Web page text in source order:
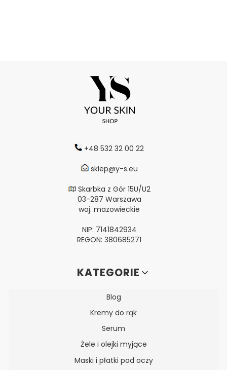
+48 532 32 00 22
sklep@y-s.eu
Skarbka z Gór 15U/U2
03-287 Warszawa
woj. mazowieckie
NIP: 7141842934
REGON: 380685271
Linki w stopceKATEGORIE
Blog
Kremy do rąk
Serum
Żele i olejki myjące
Maski i płatki pod oczy